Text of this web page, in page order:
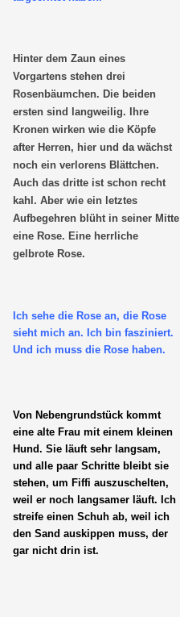
Hinter dem Zaun eines
Vorgartens stehen drei
Rosenbäumchen. Die beiden
ersten sind langweilig. Ihre
Kronen wirken wie die Köpfe
after Herren, hier und da wächst
noch ein verlorens Blättchen.
Auch das dritte ist schon recht
kahl. Aber wie ein letztes
Aufbegehren blüht in seiner Mitte
eine Rose. Eine herrliche
gelbrote Rose.
Ich sehe die Rose an, die Rose
sieht mich an. Ich bin fasziniert.
Und ich muss die Rose haben.
Von Nebengrundstück kommt
eine alte Frau mit einem kleinen
Hund. Sie läuft sehr langsam,
und alle paar Schritte bleibt sie
stehen, um Fiffi auszuschelten,
weil er noch langsamer läuft. Ich
streife einen Schuh ab, weil ich
den Sand auskippen muss, der
gar nicht drin ist.